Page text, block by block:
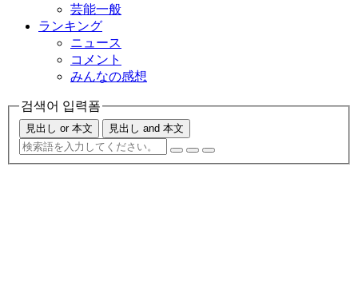
芸能一般
ランキング
ニュース
コメント
みんなの感想
검색어 입력폼
見出し or 本文 見出し and 本文